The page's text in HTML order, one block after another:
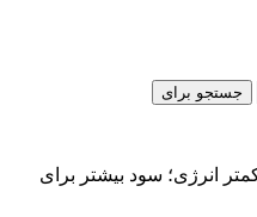
جستجو برای
انرژی؛ سود بیشتر برای